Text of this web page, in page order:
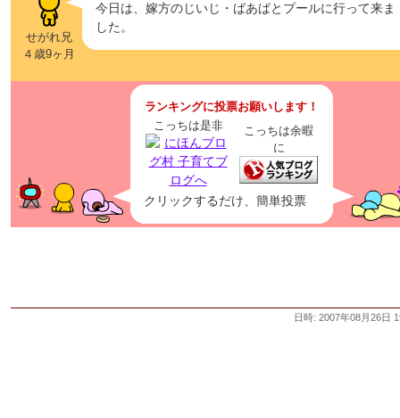
せがれ兄
４歳9ヶ月
今日は、嫁方のじいじ・ばあばとプールに行って来ま
した。
ランキングに投票お願いします！
こっちは是非
こっちは余暇
に
クリックするだけ、簡単投票
日時: 2007年08月26日